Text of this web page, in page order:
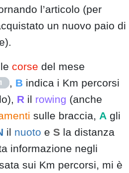
l’articolo (per
un nuovo paio di
corse del mese
1 , B indica i Km percorsi
R il rowing (anche
sulle braccia, A gli
il nuoto e S la distanza
informazione negli
sui Km percorsi, mi è